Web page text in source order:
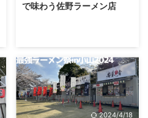
で味わう佐野ラーメン店
2024/4/18